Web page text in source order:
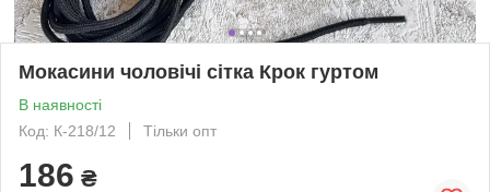
Мокасини чоловічі сітка Крок гуртом
В наявності
Код: К-218/12
Тільки опт
186 ₴